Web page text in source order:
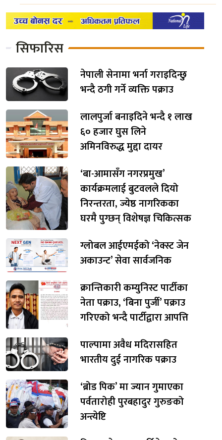
सिफारिस
नेपाली सेनामा भर्ना गराइदिन्छु
भन्दै ठगी गर्ने व्यक्ति पक्राउ
लालपुर्जा बनाइदिने भन्दै १ लाख
६० हजार घुस लिने
अमिनविरुद्ध मुद्दा दायर
‘बा-आमासँग नगरप्रमुख’
कार्यक्रमलाई बुटवलले दियो
निरन्तरता, ज्येष्ठ नागरिकका
घरमै पुग्छन् विशेषज्ञ चिकित्सक
ग्लोबल आईएमईको ‘नेक्स्ट जेन
अकाउन्ट’ सेवा सार्वजनिक
क्रान्तिकारी कम्युनिस्ट पार्टीका
नेता पक्राउ, ‘बिना पुर्जी’ पक्राउ
गरिएको भन्दै पार्टीद्वारा आपत्ति
पाल्पामा अवैध मदिरासहित
भारतीय दुई नागरिक पक्राउ
‘ब्रोड पिक’ मा ज्यान गुमाएका
पर्वतारोही पुरबहादुर गुरुङको
अन्त्येष्टि